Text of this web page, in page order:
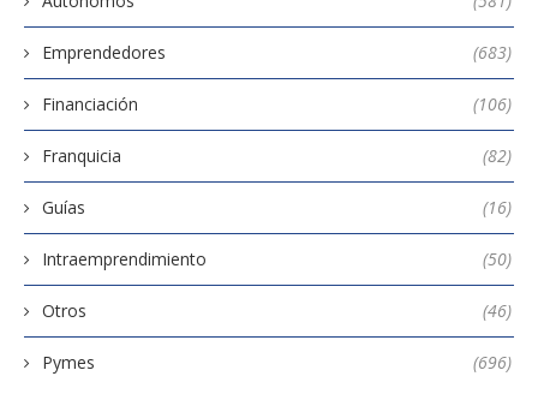
Emprendedores (683)
Financiación (106)
Franquicia (82)
Guías (16)
Intraemprendimiento (50)
Otros (46)
Pymes (696)